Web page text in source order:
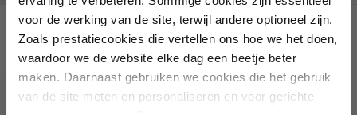
voor de werking van de site, terwijl andere optioneel zijn.
Zoals prestatiecookies die vertellen ons hoe we het doen,
waardoor we de website elke dag een beetje beter
maken. Daarnaast gebruiken we cookies die het gebruik
van de site meten en personaliseren en voor gerichte
Recent bekeken
Particulier Zakelijk
Inschrijven